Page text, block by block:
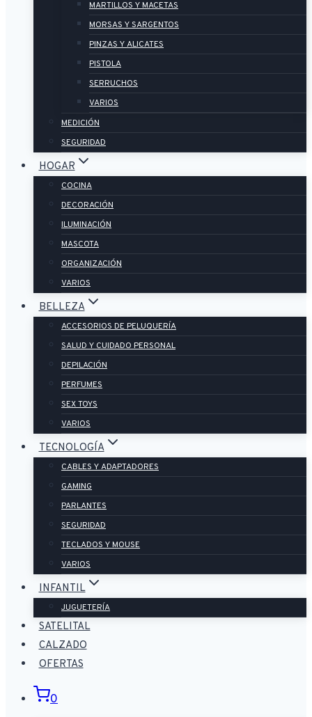
MARTILLOS Y MACETAS
MORSAS Y SARGENTOS
PINZAS Y ALICATES
PISTOLA
SERRUCHOS
VARIOS
MEDICIÓN
SEGURIDAD
HOGAR
COCINA
DECORACIÓN
ILUMINACIÓN
MASCOTA
ORGANIZACIÓN
VARIOS
BELLEZA
ACCESORIOS DE PELUQUERÍA
SALUD Y CUIDADO PERSONAL
DEPILACIÓN
PERFUMES
SEX TOYS
VARIOS
TECNOLOGÍA
CABLES Y ADAPTADORES
GAMING
PARLANTES
SEGURIDAD
TECLADOS Y MOUSE
VARIOS
INFANTIL
JUGUETERÍA
SATELITAL
CALZADO
OFERTAS
0